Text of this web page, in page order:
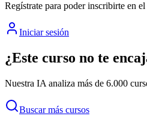
Regístrate para poder inscribirte en
Iniciar sesión
¿Este curso no te
Nuestra IA analiza más de 6.000
Buscar más cursos